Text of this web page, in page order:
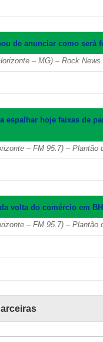
de anunciar como será
– MG) – Rock
espalhar hoje faixas de
– FM 95.7) – Plantão
volta do comércio em
– FM 95.7) – Plantão